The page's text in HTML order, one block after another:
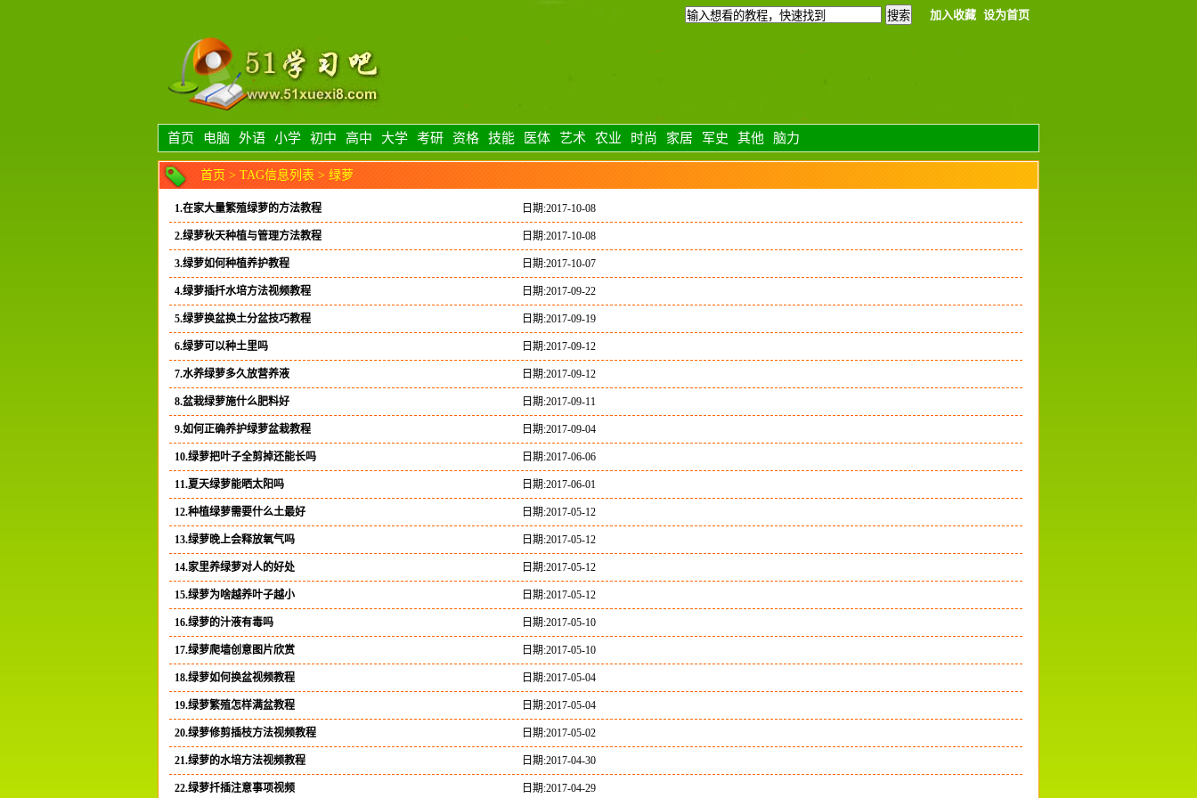
加入收藏 设为首页
首页 电脑 外语 小学 初中 高中 大学 考研 资格 技能 医体 艺术 农业 时尚 家居 军史 其他 脑力
首页 > TAG信息列表 > 绿萝
1.在家大量繁殖绿萝的方法教程 日期:2017-10-08
2.绿萝秋天种植与管理方法教程 日期:2017-10-08
3.绿萝如何种植养护教程 日期:2017-10-07
4.绿萝插扦水培方法视频教程 日期:2017-09-22
5.绿萝换盆换土分盆技巧教程 日期:2017-09-19
6.绿萝可以种土里吗 日期:2017-09-12
7.水养绿萝多久放营养液 日期:2017-09-12
8.盆栽绿萝施什么肥料好 日期:2017-09-11
9.如何正确养护绿萝盆栽教程 日期:2017-09-04
10.绿萝把叶子全剪掉还能长吗 日期:2017-06-06
11.夏天绿萝能晒太阳吗 日期:2017-06-01
12.种植绿萝需要什么土最好 日期:2017-05-12
13.绿萝晚上会释放氧气吗 日期:2017-05-12
14.家里养绿萝对人的好处 日期:2017-05-12
15.绿萝为啥越养叶子越小 日期:2017-05-12
16.绿萝的汁液有毒吗 日期:2017-05-10
17.绿萝爬墙创意图片欣赏 日期:2017-05-10
18.绿萝如何换盆视频教程 日期:2017-05-04
19.绿萝繁殖怎样满盆教程 日期:2017-05-04
20.绿萝修剪插枝方法视频教程 日期:2017-05-02
21.绿萝的水培方法视频教程 日期:2017-04-30
22.绿萝扦插注意事项视频 日期:2017-04-29